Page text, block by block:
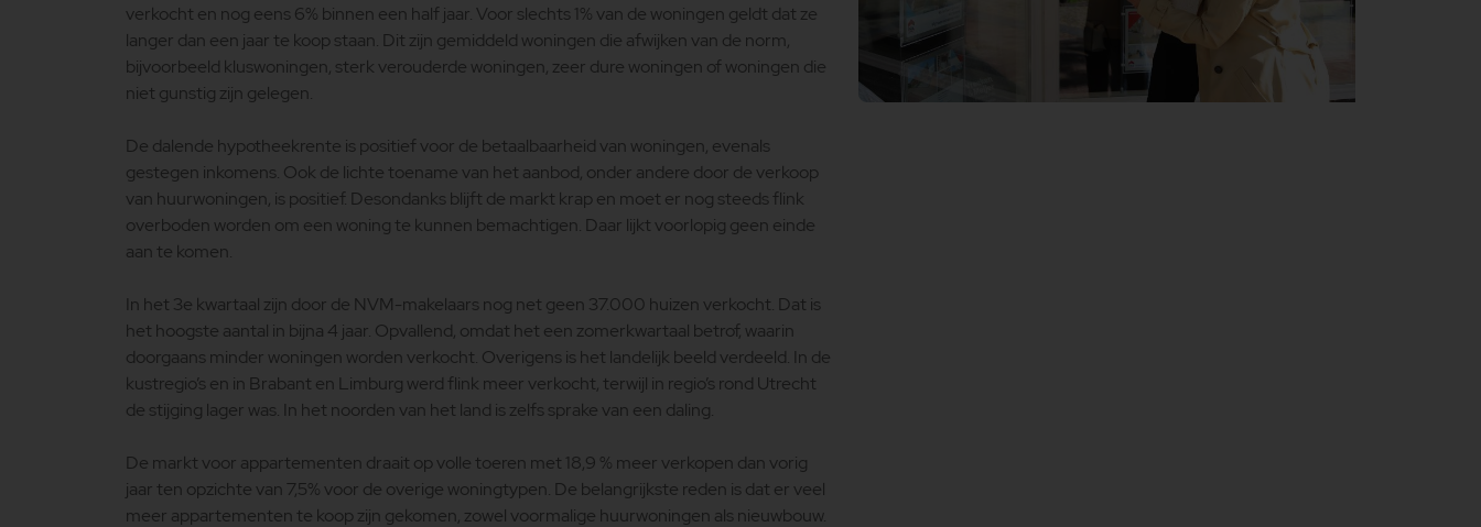
verkocht en nog eens 6% binnen een half jaar. Voor slechts 1% van de woningen geldt dat ze
langer dan een jaar te koop staan. Dit zijn gemiddeld woningen die afwijken van de norm,
bijvoorbeeld kluswoningen, sterk verouderde woningen, zeer dure woningen of woningen die
niet gunstig zijn gelegen.
De dalende hypotheekrente is positief voor de betaalbaarheid van woningen, evenals
gestegen inkomens. Ook de lichte toename van het aanbod, onder andere door de verkoop
van huurwoningen, is positief. Desondanks blijft de markt krap en moet er nog steeds flink
overboden worden om een woning te kunnen bemachtigen. Daar lijkt voorlopig geen einde
aan te komen.
In het 3e kwartaal zijn door de NVM-makelaars nog net geen 37.000 huizen verkocht. Dat is
het hoogste aantal in bijna 4 jaar. Opvallend, omdat het een zomerkwartaal betrof, waarin
doorgaans minder woningen worden verkocht. Overigens is het landelijk beeld verdeeld. In de
kustregio’s en in Brabant en Limburg werd flink meer verkocht, terwijl in regio’s rond Utrecht
de stijging lager was. In het noorden van het land is zelfs sprake van een daling.
De markt voor appartementen draait op volle toeren met 18,9 % meer verkopen dan vorig
jaar ten opzichte van 7,5% voor de overige woningtypen. De belangrijkste reden is dat er veel
meer appartementen te koop zijn gekomen, zowel voormalige huurwoningen als nieuwbouw.